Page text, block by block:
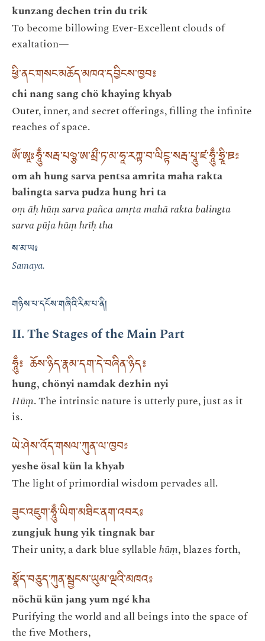
kunzang dechen trin du trik
To become billowing Ever-Excellent clouds of
exaltation—
ཕྱི་ནང་གསང་མཆོད་མཁའ་དབྱིངས་ཁྱབ༔
chi nang sang chö khaying khyab
Outer, inner, and secret offerings, filling the infinite
reaches of space.
ཨོཾ་ཨཱཿཧཱུྃ་སརྦ་པཉྩ་ཨ་མྲྀ་ཏ་མ་ཧཱ་རཀྟ་བ་ལིངྟ་སརྦ་པཱུ་ཛ་ཧཱུྃ་ཧྲཱི་ཋ༔
om ah hung sarva pentsa amrita maha rakta
balingta sarva pudza hung hri ta
oṃ āḥ hūṃ sarva pañca amṛta mahā rakta balingta
sarva pūja hūṃ hrīḥ tha
ས་མ་ཡ༔
Samaya.
གཉིས་པ་དངོས་གཞིའི་རིམ་པ་ནི།
II. The Stages of the Main Part
ཧཱུྃ༔ ཆོས་ཉིད་རྣམ་དག་དེ་བཞིན་ཉིད༔
hung, chönyi namdak dezhin nyi
Hūṃ. The intrinsic nature is utterly pure, just as it
is.
ཡེ་ཤེས་འོད་གསལ་ཀུན་ལ་ཁྱབ༔
yeshe ösal kün la khyab
The light of primordial wisdom pervades all.
ཟུང་འཇུག་ཧཱུྃ་ཡིག་མཐིང་ནག་འབར༔
zungjuk hung yik tingnak bar
Their unity, a dark blue syllablehūṃ, blazes forth,
སྣོད་བཅུད་ཀུན་སྦྱངས་ཡུམ་ལྔའི་མཁའ༔
nöchü kün jang yum ngé kha
Purifying the world and all beings into the space of
the five Mothers,